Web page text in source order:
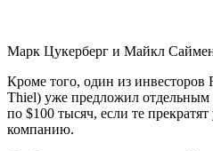
Марк Цукерберг и Майкл
Кроме того, один из инвесторов
Thiel) уже предложил отдельным
по $100 тысяч, если те
компанию.